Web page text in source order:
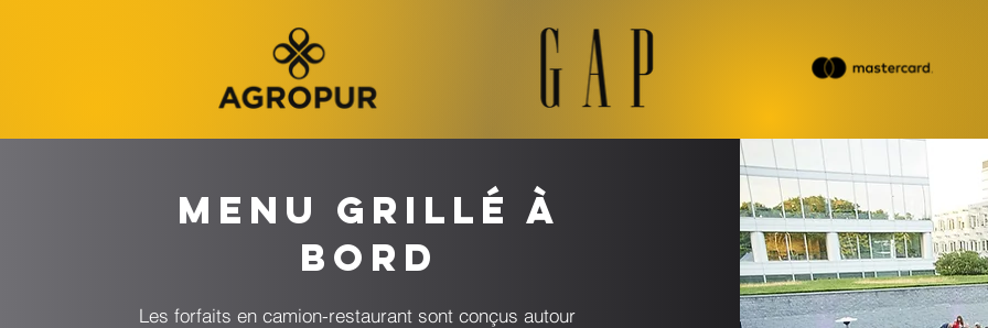
Menu grillé à
bord
Les forfaits en camion-restaurant sont conçus autour